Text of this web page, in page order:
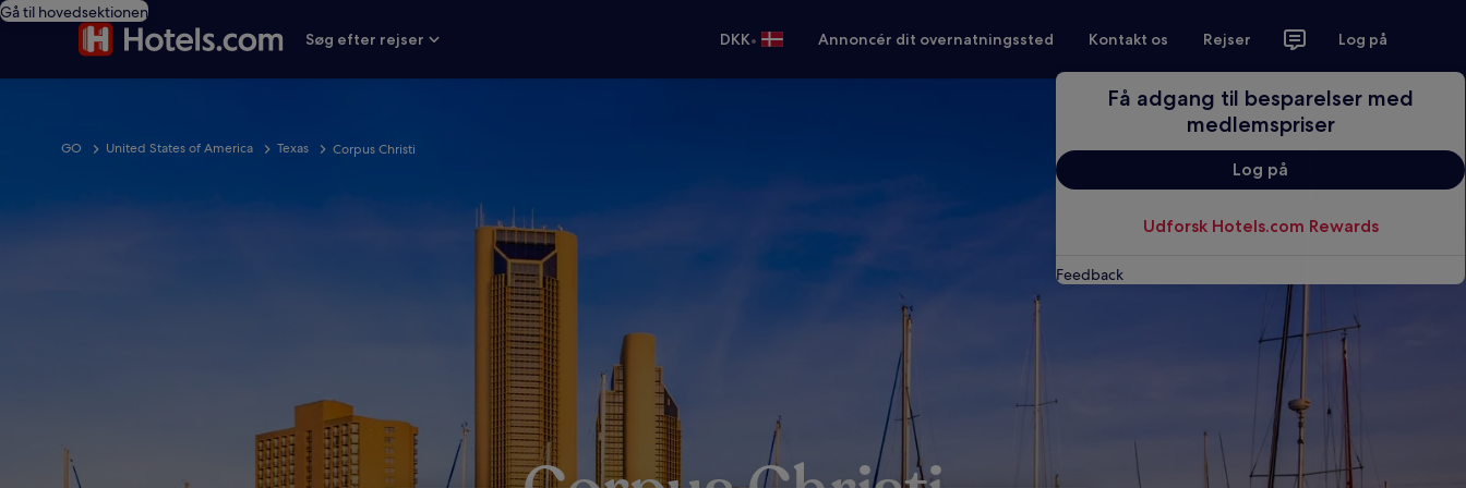
Gå til hovedsektionen
Søg efter rejser
DKK• Annoncér dit overnatningssted Kontakt os Rejser Log på
Få adgang til besparelser med
medlemspriser
Log på
Udforsk Hotels.com Rewards
Feedback
GO United States of America Texas Corpus Christi